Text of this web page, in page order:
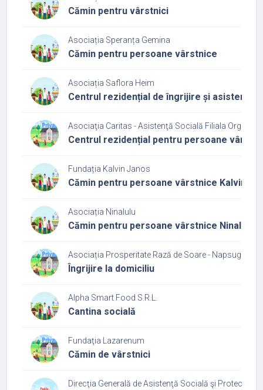
Cămin pentru vârstnici
Asociația Speranța Gemina
Cămin pentru persoane vârstnice
Asociația Saflora Heim
Centrul rezidențial de îngrijire și asistență
Asociaţia Caritas - Asistenţă Socială Filiala
Centrul rezidențial pentru persoane
Fundația Kalvin Janos
Cămin pentru persoane vârstnice Kalvin
Asociația Ninalulu
Cămin pentru persoane vârstnice Ninalulu
Asociația Prosperitate Rază de Soare - Napsugar
Îngrijire la domiciliu
Alpha Smart Food S.R.L.
Cantina socială
Fundaţia Lazarenum
Cămin de vârstnici
Direcţia Generală de Asistenţă Socială şi Protecţia